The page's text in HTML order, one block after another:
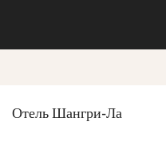
Отель Шангри-Ла